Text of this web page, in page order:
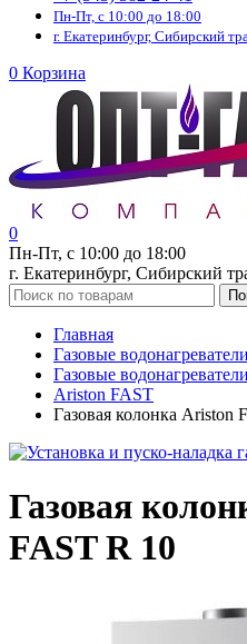
Пн-Пт, с 10:00 до 18:00
г. Екатеринбург, Сибирский
0 Корзина
0
Пн-Пт, с 10:00 до 18:00
г. Екатеринбург, Сибирский
Главная
Газовые водонагреватели
Газовые
Ariston FAST
Газовая колонка Ariston
Газовая
FAST R 10